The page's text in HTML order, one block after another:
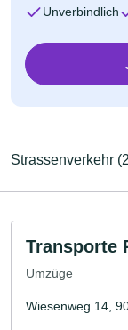
Unverbindlich
Strassenverkehr
Transporte
Umzüge
Wiesenweg 14,